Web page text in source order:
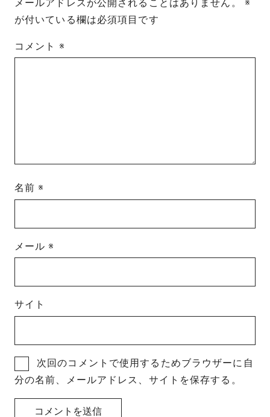
メールアドレスが公開されることはありません。
※
が付いている欄は必須項目です
コメント ※
名前※
メール※
サイト
次回のコメントで使用するためブラウザーに自
分の名前、メールアドレス、サイトを保存する。